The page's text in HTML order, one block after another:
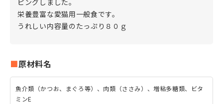
ピングしました。
栄養豊富な愛猫用一般食です。
うれしい内容量のたっぷり８０ｇ
原材料名
魚介類（かつお、まぐろ等）、肉類（ささみ）、増粘多糖類、ビタ
ミンE